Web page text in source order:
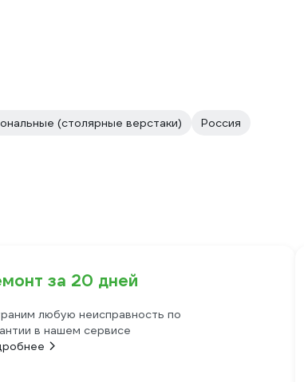
(столярные верстаки) Россия
за 20 дней
любую неисправность по
в нашем сервисе